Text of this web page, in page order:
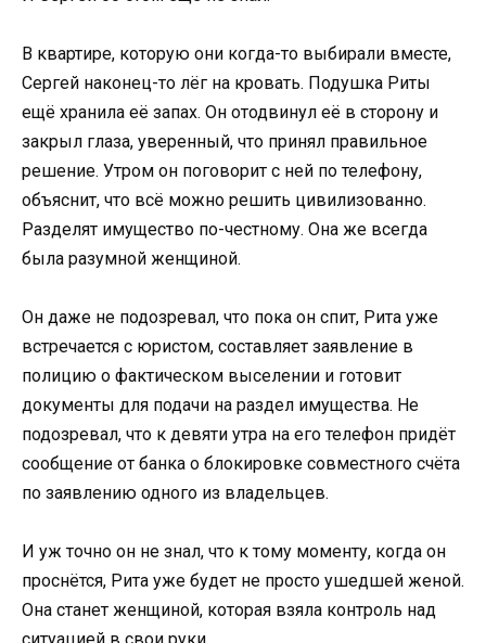
В квартире, которую они когда-то выбирали вместе,
Сергей наконец-то лёг на кровать. Подушка Риты
ещё хранила её запах. Он отодвинул её в сторону и
закрыл глаза, уверенный, что принял правильное
решение. Утром он поговорит с ней по телефону,
объяснит, что всё можно решить цивилизованно.
Разделят имущество по-честному. Она же всегда
была разумной женщиной.
Он даже не подозревал, что пока он спит, Рита уже
встречается с юристом, составляет заявление в
полицию о фактическом выселении и готовит
документы для подачи на раздел имущества. Не
подозревал, что к девяти утра на его телефон придёт
сообщение от банка о блокировке совместного счёта
по заявлению одного из владельцев.
И уж точно он не знал, что к тому моменту, когда он
проснётся, Рита уже будет не просто ушедшей женой.
Она станет женщиной, которая взяла контроль над